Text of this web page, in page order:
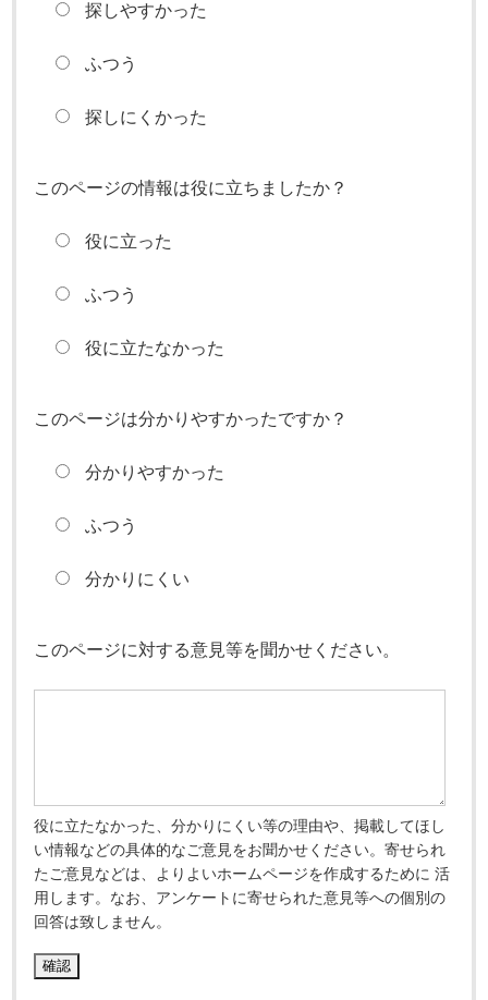
探しやすかった
ふつう
探しにくかった
このページの情報は役に立ちましたか？
役に立った
ふつう
役に立たなかった
このページは分かりやすかったですか？
分かりやすかった
ふつう
分かりにくい
このページに対する意見等を聞かせください。
役に立たなかった、分かりにくい等の理由や、掲載してほし
い情報などの具体的なご意見をお聞かせください。寄せられ
たご意見などは、よりよいホームページを作成するために 活
用します。なお、アンケートに寄せられた意見等への個別の
回答は致しません。